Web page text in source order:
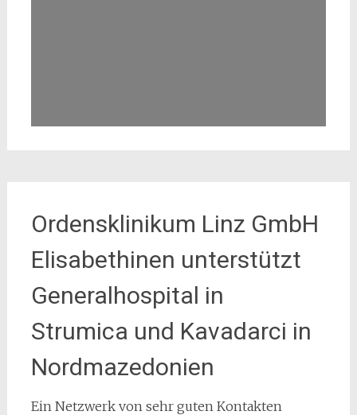
Ordensklinikum Linz GmbH
Elisabethinen unterstützt
Generalhospital in
Strumica und Kavadarci in
Nordmazedonien
Ein Netzwerk von sehr guten Kontakten